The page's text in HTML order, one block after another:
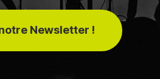
Newsletter !